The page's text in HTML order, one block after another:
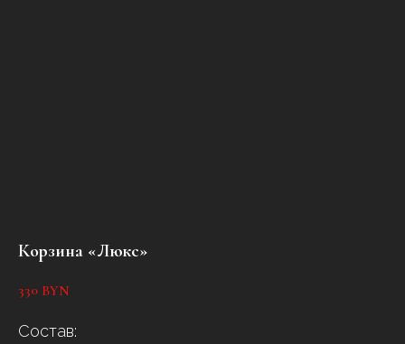
Корзина «Люкс»
330 BYN
Состав: